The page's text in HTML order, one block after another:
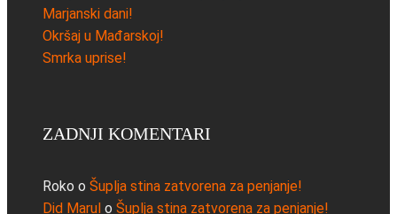
Marjanski dani!
Okršaj u Mađarskoj!
Smrka uprise!
ZADNJI KOMENTARI
Roko o Šuplja stina zatvorena za penjanje!
Did Marul o Šuplja stina zatvorena za penjanje!